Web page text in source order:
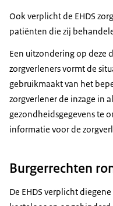
Ook verplicht de EHDS
patiënten die zij
Een uitzondering op deze
zorgverleners vormt de
gebruikmaakt van het
zorgverlener de inzage in
gezondheidsgegevens te
informatie voor de
Burgerrechten
De EHDS verplicht